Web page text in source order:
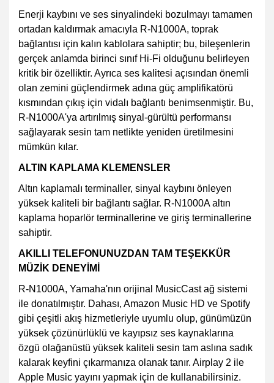
Enerji kaybını ve ses sinyalindeki bozulmayı tamamen
ortadan kaldırmak amacıyla R-N1000A, toprak
bağlantısı için kalın kablolara sahiptir; bu, bileşenlerin
gerçek anlamda birinci sınıf Hi-Fi olduğunu belirleyen
kritik bir özelliktir. Ayrıca ses kalitesi açısından önemli
olan zemini güçlendirmek adına güç amplifikatörü
kısmından çıkış için vidalı bağlantı benimsenmiştir. Bu,
R-N1000A'ya artırılmış sinyal-gürültü performansı
sağlayarak sesin tam netlikte yeniden üretilmesini
mümkün kılar.
ALTIN KAPLAMA KLEMENSLER
Altın kaplamalı terminaller, sinyal kaybını önleyen
yüksek kaliteli bir bağlantı sağlar. R-N1000A altın
kaplama hoparlör terminallerine ve giriş terminallerine
sahiptir.
AKILLI TELEFONUNUZDAN TAM TEŞEKKÜR
MÜZİK DENEYİMİ
R-N1000A, Yamaha'nın orijinal MusicCast ağ sistemi
ile donatılmıştır. Dahası, Amazon Music HD ve Spotify
gibi çeşitli akış hizmetleriyle uyumlu olup, günümüzün
yüksek çözünürlüklü ve kayıpsız ses kaynaklarına
özgü olağanüstü yüksek kaliteli sesin tam aslına sadık
kalarak keyfini çıkarmanıza olanak tanır. Airplay 2 ile
Apple Music yayını yapmak için de kullanabilirsiniz.